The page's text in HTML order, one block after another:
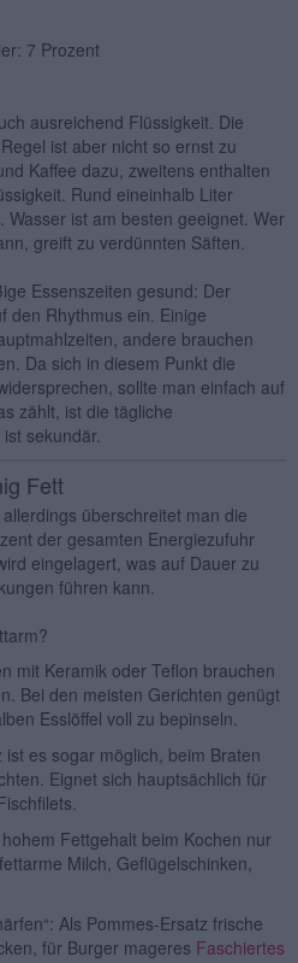
7 Prozent
ausreichend Flüssigkeit. Die
ist aber nicht so ernst zu
Kaffee dazu, zweitens enthalten
Rund eineinhalb Liter
ist am besten geeignet. Wer
greift zu verdünnten Säften.
Essenszeiten gesund: Der
den Rhythmus ein. Einige
andere brauchen
Da sich in diesem Punkt die
sollte man einfach auf
zählt, ist die tägliche
sekundär.
Fett
überschreitet man die
der gesamten Energiezufuhr
eingelagert, was auf Dauer zu
führen kann.
mit Keramik oder Teflon brauchen
Bei den meisten Gerichten genügt
Esslöffel voll zu bepinseln.
es sogar möglich, beim Braten
Eignet sich hauptsächlich für
Fettgehalt beim Kochen nur
Milch, Geflügelschinken,
Als Pommes-Ersatz frische
für Burger mageres Faschiertes